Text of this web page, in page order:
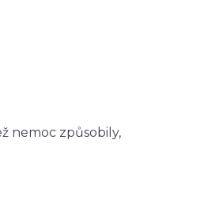
nemoc způsobily,